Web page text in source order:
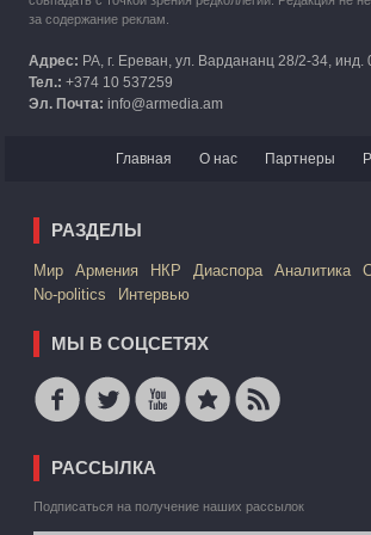
за содержание реклам.
Адрес: РА, г. Ереван, ул. Вардананц 28/2-34, инд.
Тел.: +374 10 537259
Эл. Почта: info@armedia.am
Главная О нас Партнеры
РАЗДЕЛЫ
Mир Армения НКР Диаспора Аналитика
No-politics
Интервью
МЫ В СОЦСЕТЯХ
РАССЫЛКА
Подписаться на получение наших рассылок